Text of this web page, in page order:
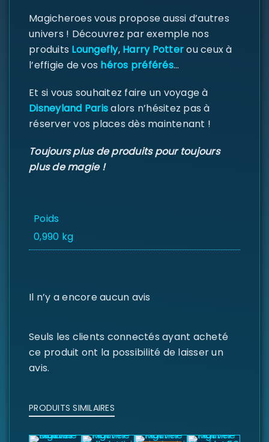
Magicheroes vous propose aussi d’autres
univers ! Découvrez par exemple nos
produits Loungefly,Harry Potterou ceux à
l’effigie de vos héros préférés…
Et si vous souhaitez faire un voyage à
Disneyland Parisalors n’hésitez pas à
réserver vos places dès maintenant !
Toujours plus de produits pour toujours
plus de magie !
Poids
0,990 kg
Il n’y a encore aucun avis
Seuls les clients connectés ayant acheté
ce produit ont la possibilité de laisser un
avis.
PRODUITS SIMILAIRES